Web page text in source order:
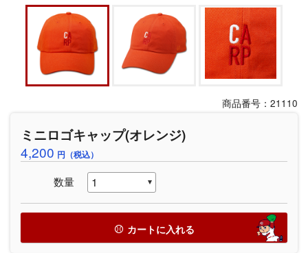
商品番号：21110
ミニロゴキャップ(オレンジ)
4,200 円（税込）
数量
カートに入れる